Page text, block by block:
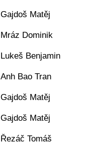
Gajdoš Matěj
Mráz Dominik
Lukeš Benjamin
Anh Bao Tran
Gajdoš Matěj
Gajdoš Matěj
Řezáč Tomáš